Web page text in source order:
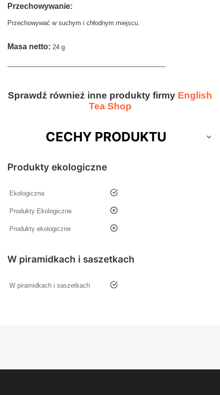
Przechowywanie:
Przechowywać w suchym i chłodnym miejscu.
Masa netto: 24 g
Sprawdź również inne produkty firmy English
Tea Shop
CECHY PRODUKTU
Produkty ekologiczne
Ekologiczna tak
Produkty Ekologiczne nie
Produkty ekologiczne nie
W piramidkach i saszetkach
W piramidkach i saszetkach tak